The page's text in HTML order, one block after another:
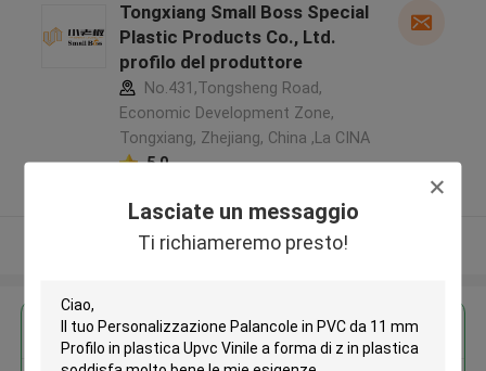
Lasciate un messaggio
Ti richiameremo presto!
Tongxiang Small Boss Special
Plastic Products Co., Ltd.
profilo del produttore
No.431,Tongsheng Road,
Economic Development Zone,
Tongxiang, Zhejiang, China ,La CINA
5.0
Osservi più
Ottieni il miglior prezzo per